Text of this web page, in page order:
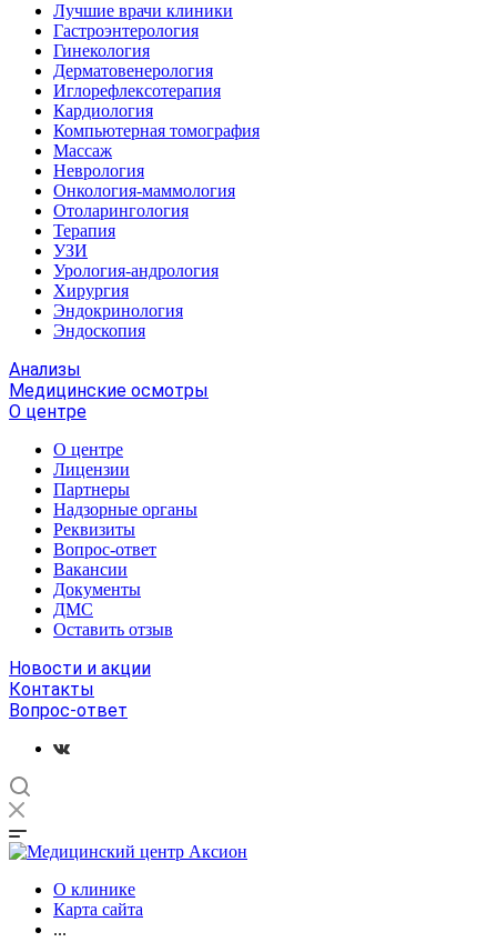
Лучшие врачи клиники
Гастроэнтерология
Гинекология
Дерматовенерология
Иглорефлексотерапия
Кардиология
Компьютерная томография
Массаж
Неврология
Онкология-маммология
Отоларингология
Терапия
УЗИ
Урология-андрология
Хирургия
Эндокринология
Эндоскопия
Анализы
Медицинские осмотры
О центре
О центре
Лицензии
Партнеры
Надзорные органы
Реквизиты
Вопрос-ответ
Вакансии
Документы
ДМС
Оставить отзыв
Новости и акции
Контакты
Вопрос-ответ
О клинике
Карта сайта
...